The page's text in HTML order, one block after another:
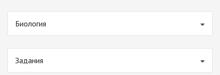
Биология
Задания